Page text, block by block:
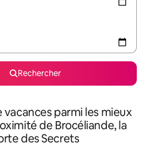
Rechercher
vacances parmi les mieux
de Brocéliande, la
des Secrets